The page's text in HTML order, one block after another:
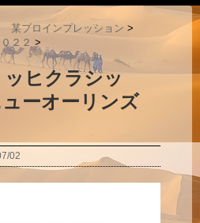
某プロインプレッション >
０２２ >
ッヒクラシッ
ーオーリンズ
02